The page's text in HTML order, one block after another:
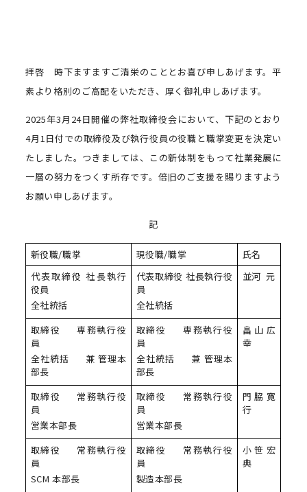
拝啓 時下ますますご清栄のこととお喜び申しあげます。平
素より格別のご高配をいただき、厚く御礼申しあげます。
2025年3月24日開催の弊社取締役会において、下記のとおり
4月1日付での取締役及び執行役員の役職と職掌変更を決定い
たしました。つきましては、この新体制をもって社業発展に
一層の努力をつくす所存です。倍旧のご支援を賜りますよう
お願い申しあげます。
記
新役職/職掌 現役職/職掌
氏名
代表取締役 社長執行
役員
全社統括
代表取締役 社長執行役
員
全社統括
並河 元
取締役 専務執行役
員
全社統括 兼 管理本
部長
取締役 専務執行役
員
全社統括 兼 管理本
部長
畠山広
幸
取締役 常務執行役
員
営業本部長
取締役 常務執行役
員
営業本部長
門脇寛
行
取締役 常務執行役
員
SCM 本部長
取締役 常務執行役
員
製造本部長
小笹宏
典